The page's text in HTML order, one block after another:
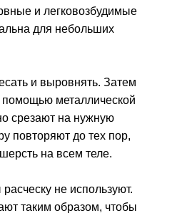
и легковозбудимые
для небольших
и выровнять. Затем
металлической
срезают на нужную
повторяют до тех пор,
на всем теле.
не используют.
таким образом, чтобы